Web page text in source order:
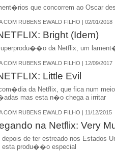
que concorrem ao Oscar
COM RUBENS EWALD FILHO | 02/01/2018
Bright (Idem)
da Netflix, um
COM RUBENS EWALD FILHO | 12/09/2017
Little Evil
da Netflix, que fica num
mas esta n�o chega a irritar
COM RUBENS EWALD FILHO | 11/12/2015
na Netflix: Very
depois de ter estreado nos Estados
esta produ��o especial